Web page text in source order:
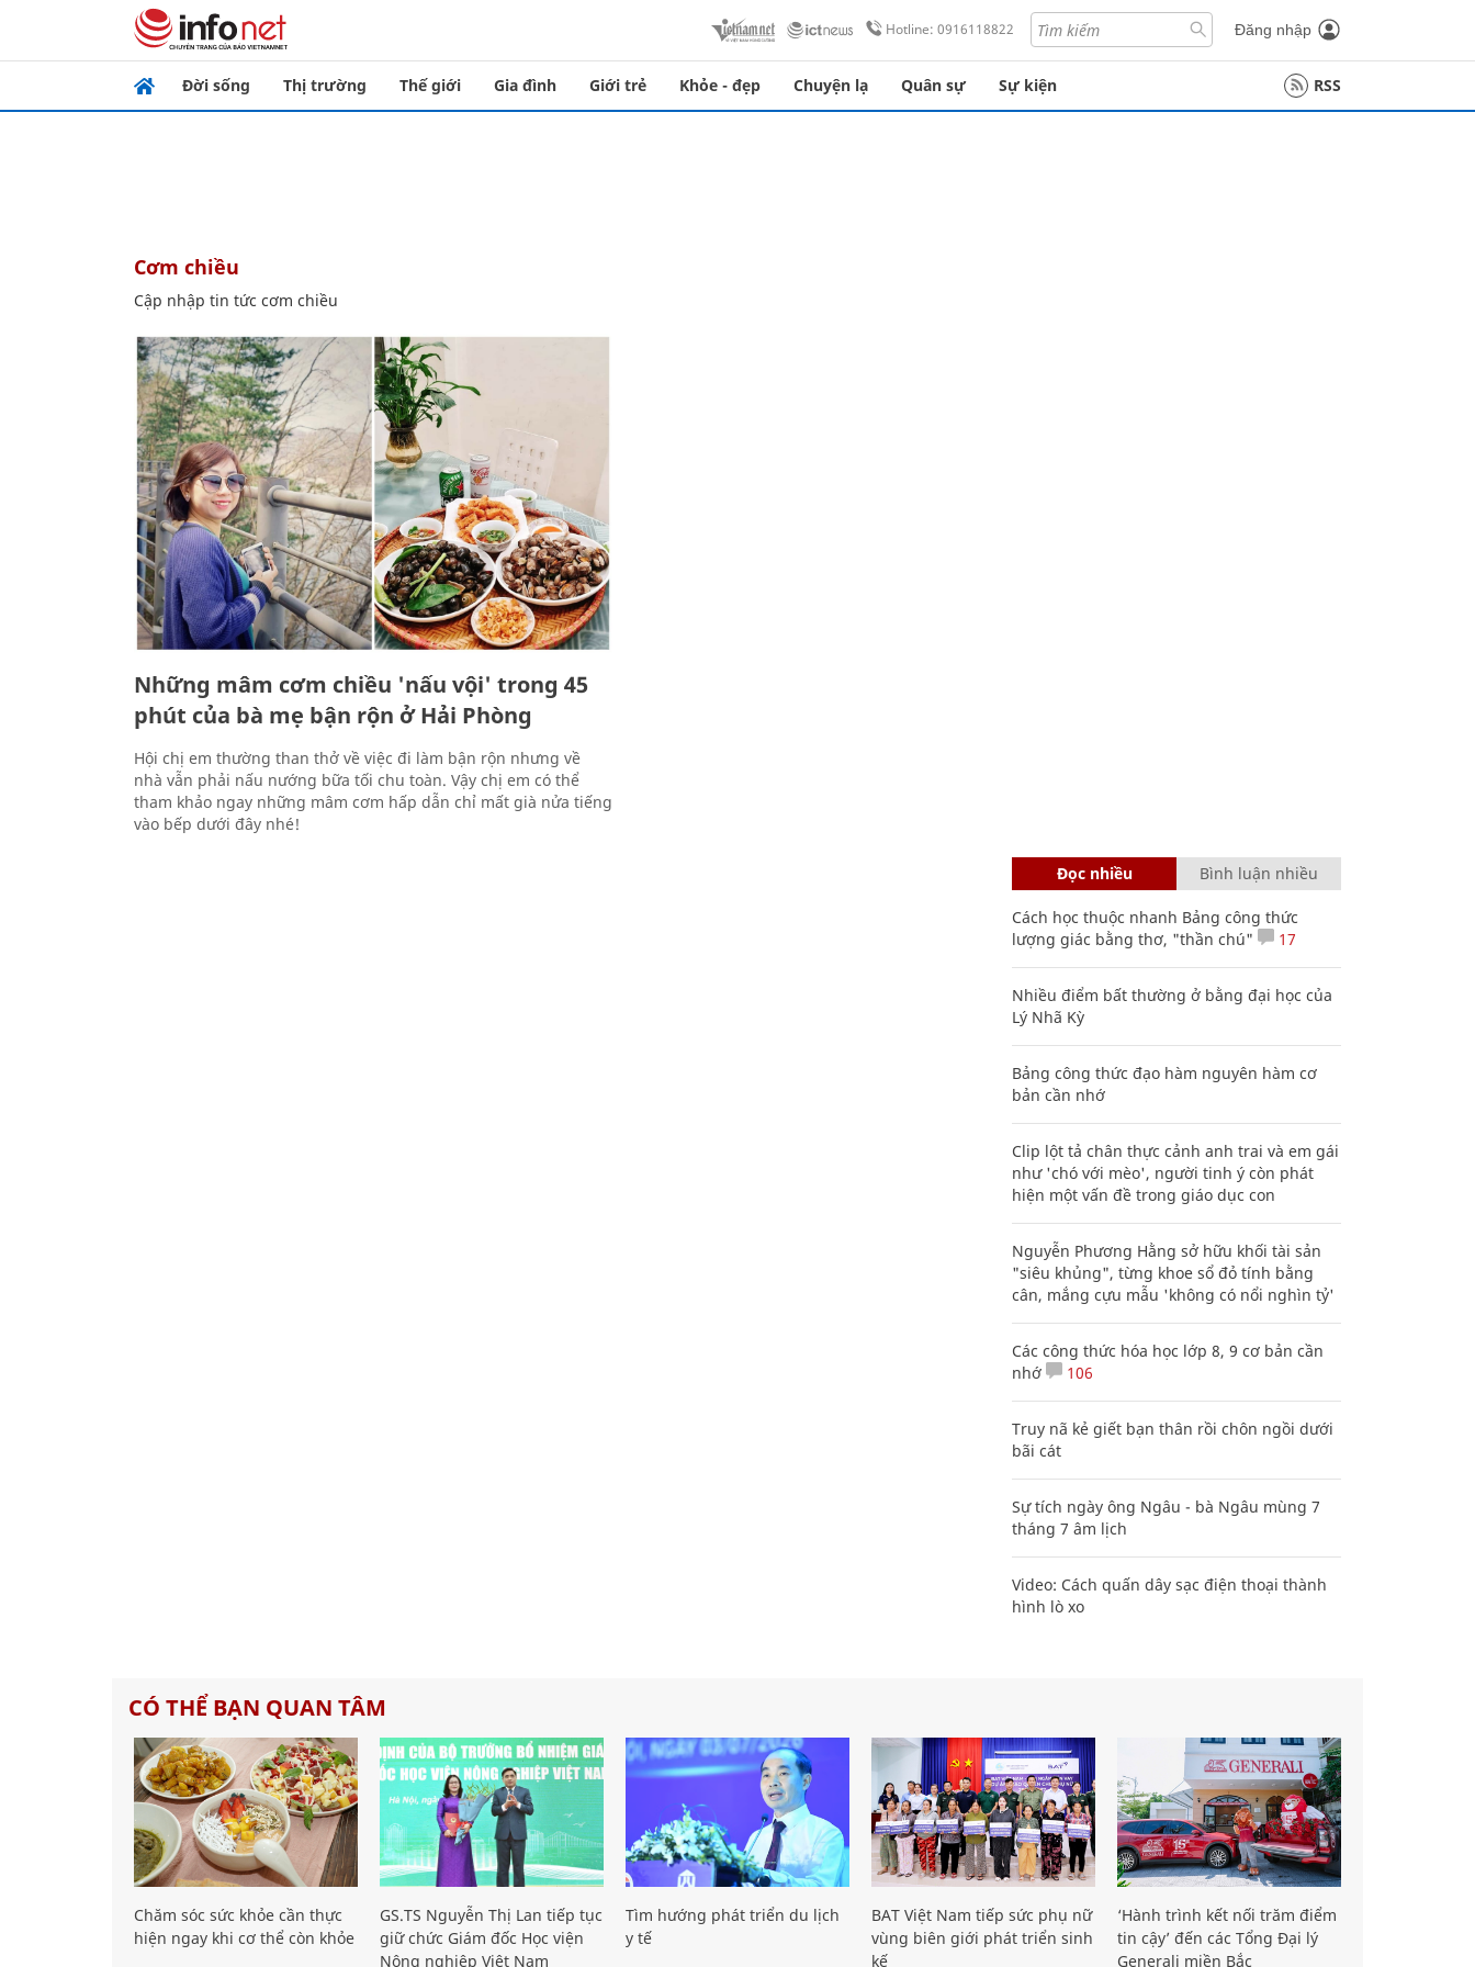
Hotline: 0916118822 Đăng nhập
Đời sống Thị trường Thế giới Gia đình Giới trẻ Khỏe - đẹp Chuyện lạ Quân sự Sự kiện RSS
cơm chiều
Cập nhập tin tức cơm chiều
Những mâm cơm chiều 'nấu vội' trong 45
phút của bà mẹ bận rộn ở Hải Phòng
Hội chị em thường than thở về việc đi làm bận rộn nhưng về
nhà vẫn phải nấu nướng bữa tối chu toàn. Vậy chị em có thể
tham khảo ngay những mâm cơm hấp dẫn chỉ mất già nửa tiếng
vào bếp dưới đây nhé!
Đọc nhiều Bình luận nhiều
Cách học thuộc nhanh Bảng công thức
lượng giác bằng thơ, "thần chú"
17
Nhiều điểm bất thường ở bằng đại học của
Lý Nhã Kỳ
Bảng công thức đạo hàm nguyên hàm cơ
bản cần nhớ
Clip lột tả chân thực cảnh anh trai và em gái
như 'chó với mèo', người tinh ý còn phát
hiện một vấn đề trong giáo dục con
Nguyễn Phương Hằng sở hữu khối tài sản
"siêu khủng", từng khoe sổ đỏ tính bằng
cân, mắng cựu mẫu 'không có nổi nghìn tỷ'
Các công thức hóa học lớp 8, 9 cơ bản cần
nhớ
106
Truy nã kẻ giết bạn thân rồi chôn ngồi dưới
bãi cát
Sự tích ngày ông Ngâu - bà Ngâu mùng 7
tháng 7 âm lịch
Video: Cách quấn dây sạc điện thoại thành
hình lò xo
CÓ THỂ BẠN QUAN TÂM
Chăm sóc sức khỏe cần thực
hiện ngay khi cơ thể còn khỏe
GS.TS Nguyễn Thị Lan tiếp tục
giữ chức Giám đốc Học viện
Nông nghiệp Việt Nam
Tìm hướng phát triển du lịch
y tế
BAT Việt Nam tiếp sức phụ nữ
vùng biên giới phát triển sinh
kế
‘Hành trình kết nối trăm điểm
tin cậy’ đến các Tổng Đại lý
Generali miền Bắc